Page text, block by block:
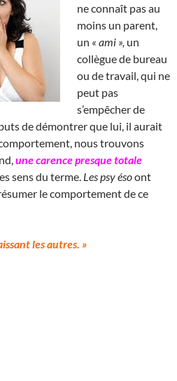
ne connaît pas au
moins un parent,
un « ami », un
collègue de bureau
ou de travail, qui ne
peut pas
s’empêcher de
de démontrer que lui, il aurait
nous trouvons
une carence presque totale
sens du terme. Les psy ésoont
le comportement de ce
les autres. »